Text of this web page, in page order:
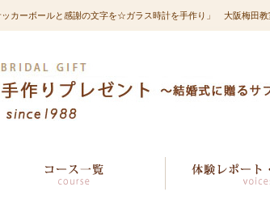
ッカーボールと感謝の文字を☆ガラス時計を手作り」 大阪梅田